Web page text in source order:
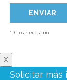
*Datos necesarios
X
Solicitar más